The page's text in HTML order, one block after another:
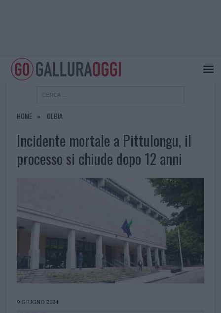
HOME OLBIA
Incidente mortale a Pittulongu, il
processo si chiude dopo 12 anni
9 GIUGNO 2024